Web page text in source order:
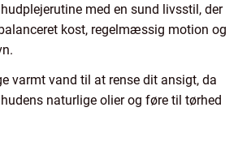
med en sund livsstil, der
kost, regelmæssig motion og
varmt vand til at rense dit ansigt, da
naturlige olier og føre til tørhed